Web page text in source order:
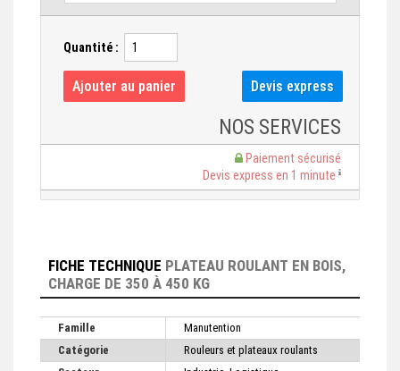
Quantité :
NOS SERVICES
Paiement sécurisé
Devis express en 1 minute
FICHE TECHNIQUE PLATEAU ROULANT EN BOIS,
CHARGE DE 350 À 450 KG
Famille
Manutention
Catégorie
Rouleurs et plateaux roulants